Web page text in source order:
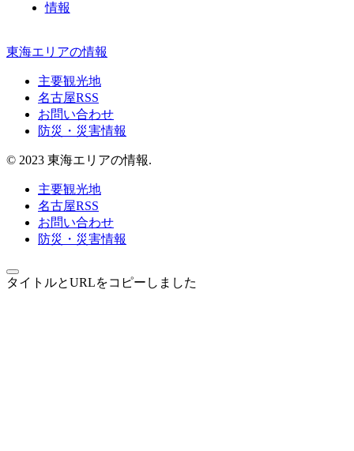
情報
東海エリアの情報
主要観光地
名古屋RSS
お問い合わせ
防災・災害情報
© 2023 東海エリアの情報.
主要観光地
名古屋RSS
お問い合わせ
防災・災害情報
タイトルとURLをコピーしました